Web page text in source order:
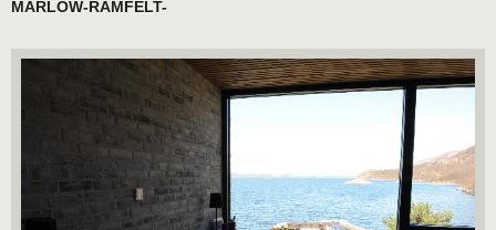
MARLOW-RAMFELT-